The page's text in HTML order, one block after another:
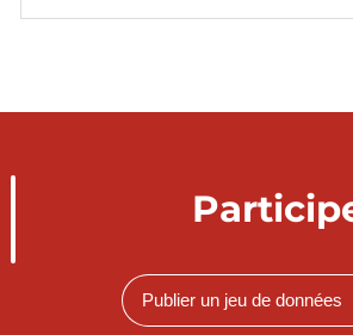
Publier un jeu de données